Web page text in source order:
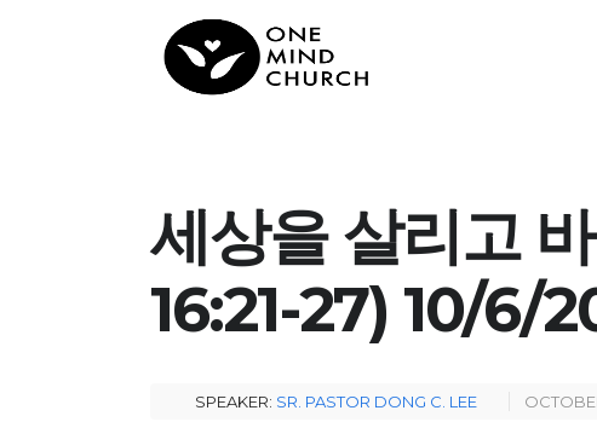
세상을 살리고
16:21-27) 10/6/
SPEAKER: SR. PASTOR DONG C. LEE